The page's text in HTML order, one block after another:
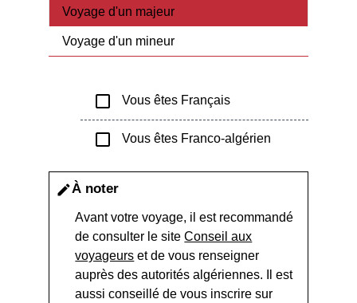
Voyage d'un majeur
Voyage d'un mineur
check_box_outline_blank Vous êtes Français
check_box_outline_blank Vous êtes Franco-algérien
editÀ noter
Avant votre voyage, il est recommandé
de consulter le siteConseil aux
voyageurs et de vous renseigner
auprès des autorités algériennes. Il est
aussi conseillé de vous inscrire sur